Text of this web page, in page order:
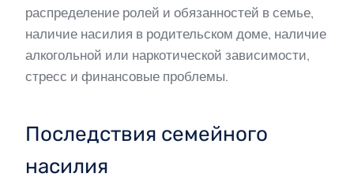
распределение ролей и обязанностей в семье,
наличие насилия в родительском доме, наличие
алкогольной или наркотической зависимости,
стресс и финансовые проблемы.
Последствия семейного
насилия